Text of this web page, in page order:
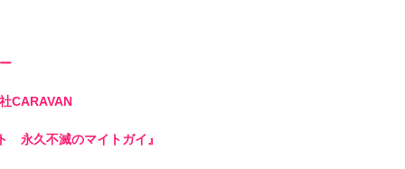
CARAVAN
永久不滅のマイトガイ』